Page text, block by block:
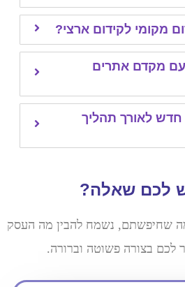
לקידום ארצי?
אתרים
תהליך
שאלה?
נשמח להבין מה העסק
פשוטה וברורה.